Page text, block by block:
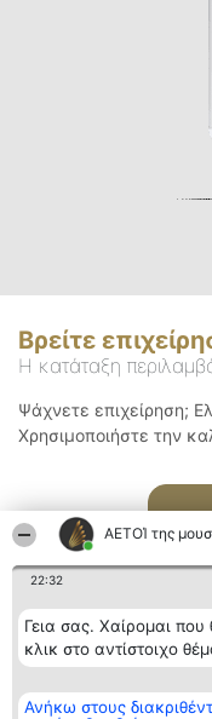
ΑΕΤΟΊ της
22:32
Γεια σας. Χαίρομαι
κλικ στο αντίστοιχο
Ανήκω στους
Βρείτε
Η κατάταξη
Ψάχνετε επιχείρηση;
Χρησιμοποιήστε την
Διοργανωτής της
κατάταξης